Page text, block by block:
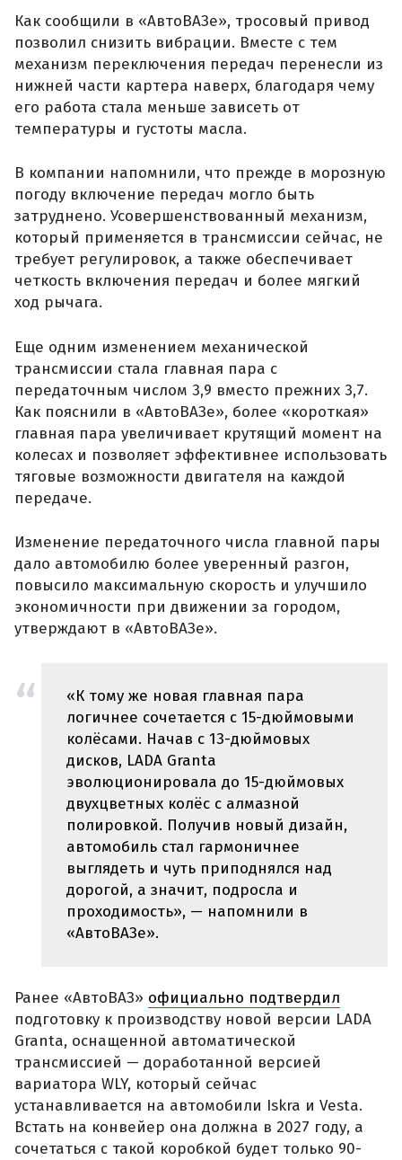
Как сообщили в «АвтоВАЗе», тросовый привод
позволил снизить вибрации. Вместе с тем
механизм переключения передач перенесли из
нижней части картера наверх, благодаря чему
его работа стала меньше зависеть от
температуры и густоты масла.
В компании напомнили, что прежде в морозную
погоду включение передач могло быть
затруднено. Усовершенствованный механизм,
который применяется в трансмиссии сейчас, не
требует регулировок, а также обеспечивает
четкость включения передач и более мягкий
ход рычага.
Еще одним изменением механической
трансмиссии стала главная пара с
передаточным числом 3,9 вместо прежних 3,7.
Как пояснили в «АвтоВАЗе», более «короткая»
главная пара увеличивает крутящий момент на
колесах и позволяет эффективнее использовать
тяговые возможности двигателя на каждой
передаче.
Изменение передаточного числа главной пары
дало автомобилю более уверенный разгон,
повысило максимальную скорость и улучшило
экономичности при движении за городом,
утверждают в «АвтоВАЗе».
«К тому же новая главная пара
логичнее сочетается с 15-дюймовыми
колёсами. Начав с 13-дюймовых
дисков, LADA Granta
эволюционировала до 15-дюймовых
двухцветных колёс с алмазной
полировкой. Получив новый дизайн,
автомобиль стал гармоничнее
выглядеть и чуть приподнялся над
дорогой, а значит, подросла и
проходимость», — напомнили в
«АвтоВАЗе».
Ранее «АвтоВАЗ» официально подтвердил
подготовку к производству новой версии LADA
Granta, оснащенной автоматической
трансмиссией — доработанной версией
вариатора WLY, который сейчас
устанавливается на автомобили Iskra и Vesta.
Встать на конвейер она должна в 2027 году, а
сочетаться с такой коробкой будет только 90-